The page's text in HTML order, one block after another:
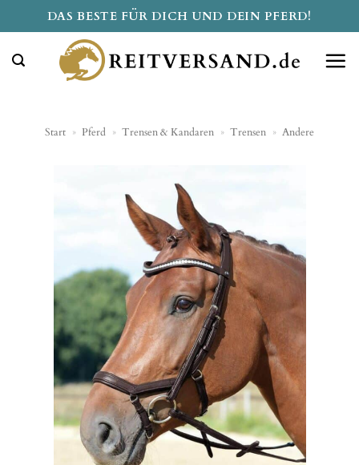
Inhalt
springen
DAS BESTE FÜR DICH UND DEIN PFERD!
Start » Pferd » Trensen & Kandaren » Trensen » Andere